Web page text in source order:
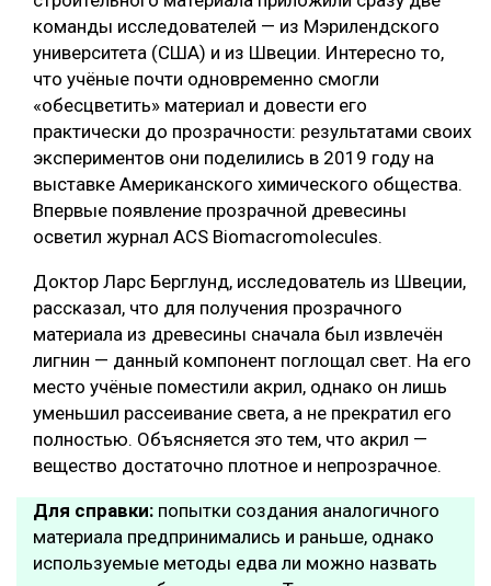
команды исследователей — из Мэрилендского
университета (США) и из Швеции. Интересно то,
что учёные почти одновременно смогли
«обесцветить» материал и довести его
практически до прозрачности: результатами своих
экспериментов они поделились в 2019 году на
выставке Американского химического общества.
Впервые появление прозрачной древесины
осветил журнал ACS Biomacromolecules.
Доктор Ларс Берглунд, исследователь из Швеции,
рассказал, что для получения прозрачного
материала из древесины сначала был извлечён
лигнин — данный компонент поглощал свет. На его
место учёные поместили акрил, однако он лишь
уменьшил рассеивание света, а не прекратил его
полностью. Объясняется это тем, что акрил —
вещество достаточно плотное и непрозрачное.
Для справки: попытки создания аналогичного
материала предпринимались и раньше, однако
используемые методы едва ли можно назвать